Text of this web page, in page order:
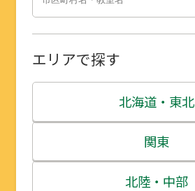
エリアで探す
北海道・東北
北海道
青森県
関東
茨城県
北陸・中部